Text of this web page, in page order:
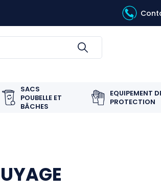
SACS
POUBELLE ET
BÂCHES
EQUIPEMENT
PROTECTION